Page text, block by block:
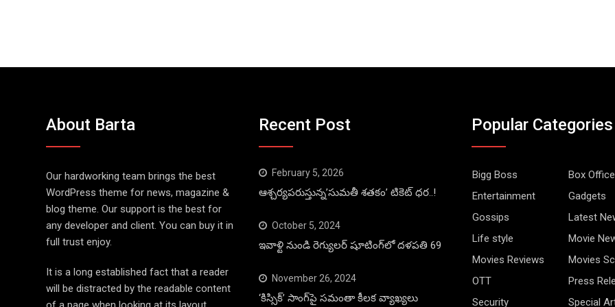
About Barta
Our hardworking team brings the best
WordPress theme for news, magazine &
blog theme. Our support is the best for
any developer and client. You can buy it in
full trust enjoy.
It is a long established fact that a reader
will be distracted by the readable content
Recent Post
February 5, 2026
ఆశ్చర్యపరుస్తున్న’సుమతీ శతకం’ టికెట్ ధర..!
October 5, 2024
ఇవాళ్టి నుండి రెగ్యులర్ షూటింగ్‌లో దళపతి 69
November 26, 2024
‘కిస్సిక్’ సాంగ్‌పై సమంతా కీలక వ్యాఖ్యలు
Popular Categories
Bigg Boss
Box Office
Entertainment
Gadgets
Gossips
Latest
Life style
Movie
Movies Reviews
Movies
OTT
Press
Security
Special